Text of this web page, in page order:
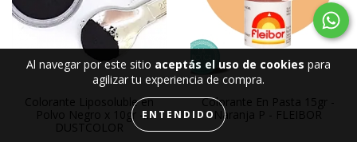
Al navegar por este sitio aceptás el uso de cookies para
agilizar tu experiencia de compra.
ENTENDIDO
Colorante Liposoluble en
Polvo Negro x 10gr -
DUSTCOLOR
Colorante En Pasta 15gr -
Naranja P - FLEIBOR